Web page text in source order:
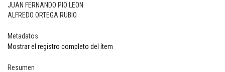
JUAN FERNANDO PIO LEON
ALFREDO ORTEGA RUBIO
Metadatos
Mostrar el registro completo del ítem
Resumen